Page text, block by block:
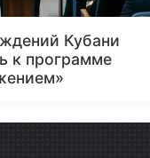
Кубани
к программе